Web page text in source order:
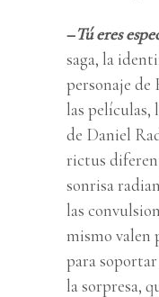
–Tú eres
saga, la
personaje de
las películas,
de Daniel
rictus
sonrisa
las
mismo valen
para
la sorpresa,